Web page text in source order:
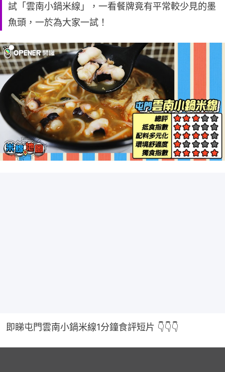
試「雲南小鍋米線」，一看餐牌竟有平常較少見的墨
魚頭，一於為大家一試！
即睇屯門雲南小鍋米線1分鐘食評短片 👇👇👇